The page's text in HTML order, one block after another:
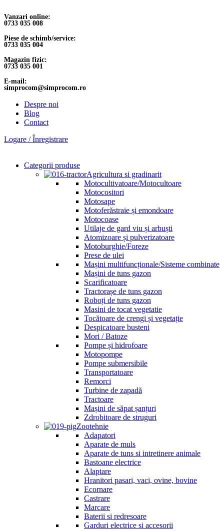
Vanzari online:
0733 035 008
Piese de schimb/service:
0733 035 004
Magazin fizic:
0733 035 001
E-mail:
simprocom@simprocom.ro
Despre noi
Blog
Contact
Logare / Înregistrare
Categorii produse
Agricultura si gradinarit
Motocultivatoare/Motocultoare
Motocositori
Motosape
Motoferăstraie și emondoare
Motocoase
Utilaje de gard viu și arbuști
Atomizoare și pulverizatoare
Motoburghie/Foreze
Prese de ulei
Mașini multifuncționale/Sisteme combinate
Mașini de tuns gazon
Scarificatoare
Tractorașe de tuns gazon
Roboți de tuns gazon
Masini de tocat vegetatie
Tocătoare de crengi și vegetație
Despicatoare busteni
Mori / Batoze
Pompe și hidrofoare
Motopompe
Pompe submersibile
Transportatoare
Remorci
Turbine de zapadă
Tractoare
Mașini de săpat șanțuri
Zdrobitoare de struguri
Zootehnie
Adapatori
Aparate de muls
Aparate de tuns si intretinere animale
Bastoane electrice
Alaptare
Hranitori pasari, vaci, ovine, bovine
Ecornare
Castrare
Marcare
Baterii si redresoare
Garduri electrice si accesorii